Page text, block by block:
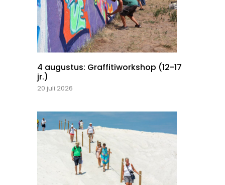
4 augustus: Graffitiworkshop (12-17
jr.)
20 juli 2026